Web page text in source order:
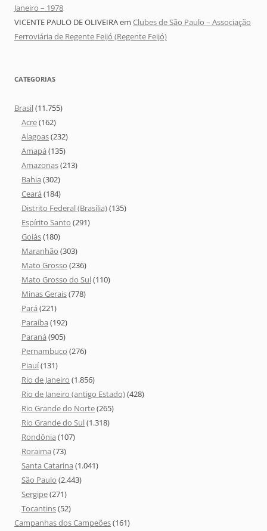
Janeiro – 1978
VICENTE PAULO DE OLIVEIRAem Clubes de São Paulo – Associação
Ferroviária de Regente Feijó (Regente Feijó)
CATEGORIAS
Brasil(11.755)
Acre(162)
Alagoas(232)
Amapá (135)
Amazonas(213)
Bahia (302)
Ceará (184)
Distrito Federal (Brasília)(135)
Espírito Santo (291)
Goiás(180)
Maranhão (303)
Mato Grosso (236)
Mato Grosso do Sul(110)
Minas Gerais(778)
Pará (221)
Paraíba (192)
Paraná (905)
Pernambuco (276)
Piauí(131)
Rio de Janeiro (1.856)
Rio de Janeiro (antigo Estado)(428)
Rio Grande do Norte(265)
Rio Grande do Sul(1.318)
Rondônia (107)
Roraima (73)
Santa Catarina (1.041)
São Paulo (2.443)
Sergipe(271)
Tocantins(52)
Campanhas dos Campeões(161)